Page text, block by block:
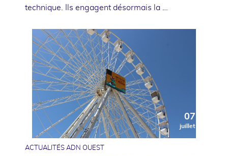
technique. Ils engagent désormais la …
07
juillet
ACTUALITÉS ADN OUEST